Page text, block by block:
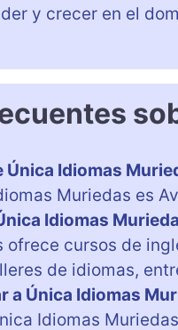
y crecer en el
Única Idiomas
Muriedas es
Idiomas
ofrece cursos de
de idiomas,
a Única Idiomas
Idiomas